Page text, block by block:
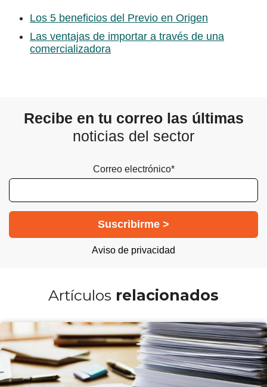
Los 5 beneficios del Previo en Origen
Las ventajas de importar a través de una
comercializadora
Recibe en tu correo las últimas
noticias del sector
Correo electrónico*
Aviso de privacidad
Artículos relacionados